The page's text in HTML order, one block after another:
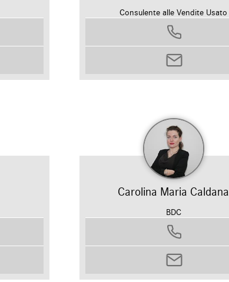
Consulente alle Vendite Usato
0458799311
manuel.broglia@autosilver.it
Carolina Maria Caldana
BDC
0458799311
carolina.caldana@autosilver.it